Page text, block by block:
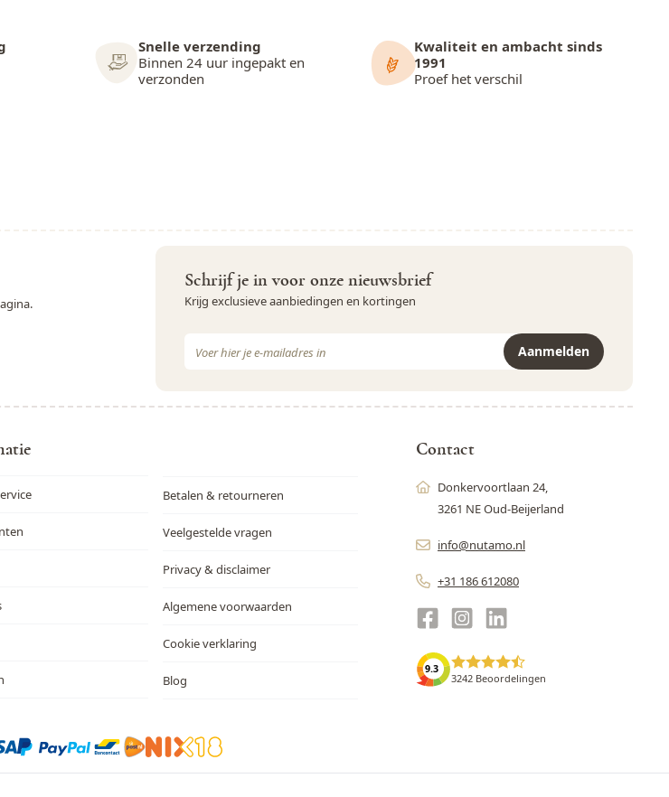
Snelle verzending
Binnen 24 uur ingepakt en
verzonden
Kwaliteit en ambacht sinds
1991
Proef het verschil
Schrijf je in voor onze nieuwsbrief
Krijg exclusieve aanbiedingen en kortingen
Aanmelden
Betalen & retourneren
Veelgestelde vragen
Privacy & disclaimer
Algemene voorwaarden
Cookie verklaring
Blog
Contact
Donkervoortlaan 24,
3261 NE Oud-Beijerland
info@nutamo.nl
+31 186 612080
9.3
3242 Beoordelingen